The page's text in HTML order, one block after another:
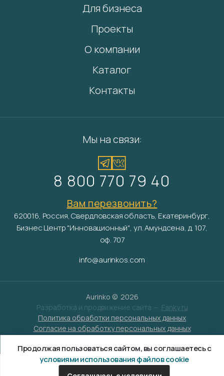
Для бизнеса
Проекты
О компании
Каталог
Контакты
Мы на связи:
8 800 770 79 40
Вам перезвонить?
620016, Россия, Свердловская область, Екатеринбург,
Бизнес Центр "Инновационный", ул. Амундсена, д. 107,
оф. 707
info@aurinkos.com
Aurinko © 2026
Разработка и продвижение сайта — Fanky.ru
Политика обработки персональных данных
Согласие на обработку персональных данных
Продолжая пользоваться сайтом, вы соглашаетесь с
условиями использования файлов cookie